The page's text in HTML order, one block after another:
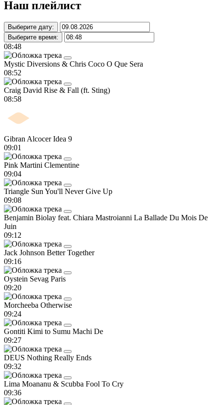
Наш плейлист
Выберите дату:
Выберите время:
08:48
Mystic Diversions & Chris Coco O Que Sera
08:52
Craig David Rise & Fall (ft. Sting)
08:58
Gibran AlcocerIdea 9
09:01
Pink Martini Clementine
09:04
Triangle Sun You'll Never Give Up
09:08
Benjamin Biolay feat. Chiara Mastroianni La Ballade Du Mois De
Juin
09:12
Jack Johnson Better Together
09:16
Oystein Sevag Paris
09:20
Morcheeba Otherwise
09:24
Gontiti Kimi to Sumu Machi De
09:27
DEUS Nothing Really Ends
09:32
Lima Moananu & Scubba Fool To Cry
09:36